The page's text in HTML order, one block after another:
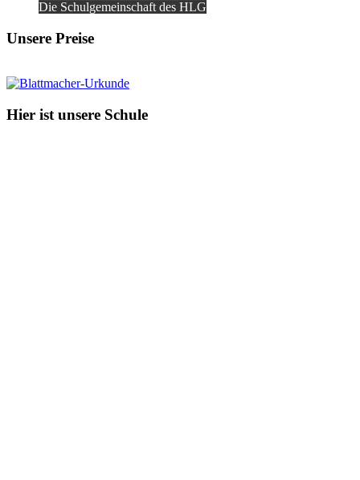
Die Schulgemeinschaft des HLG
Unsere Preise
Hier ist unsere Schule